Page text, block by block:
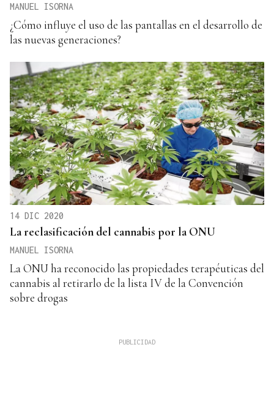
MANUEL ISORNA
¿Cómo influye el uso de las pantallas en el desarrollo de
las nuevas generaciones?
14 DIC 2020
La reclasificación del cannabis por la ONU
MANUEL ISORNA
La ONU ha reconocido las propiedades terapéuticas del
cannabis al retirarlo de la lista IV de la Convención
sobre drogas